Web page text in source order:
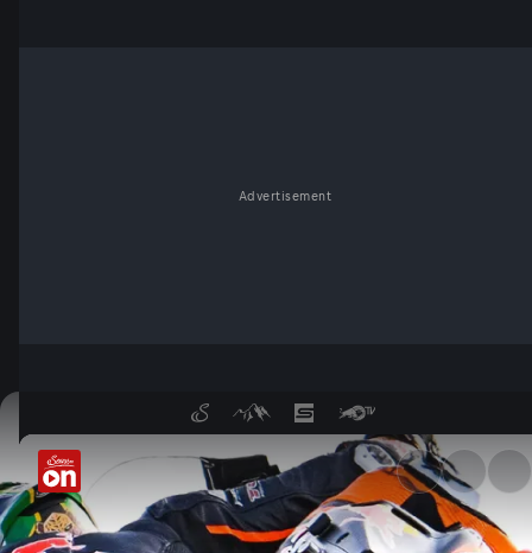
Advertisement
MotoGP: Highlights -